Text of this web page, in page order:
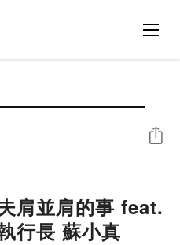
肩並肩的事 feat.
行長 蘇小真
シェア